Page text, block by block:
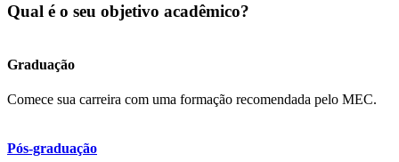
Qual é o seu objetivo acadêmico?
Graduação
Comece sua carreira com uma formação recomendada pelo MEC.
Pós-graduação